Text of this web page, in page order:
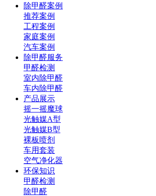
除甲醛案例
推荐案例
工程案例
家庭案例
汽车案例
除甲醛服务
甲醛检测
室内除甲醛
车内除甲醛
产品展示
摇一摇魔球
光触媒A型
光触媒B型
裸板喷剂
车用套装
空气净化器
环保知识
甲醛检测
除甲醛